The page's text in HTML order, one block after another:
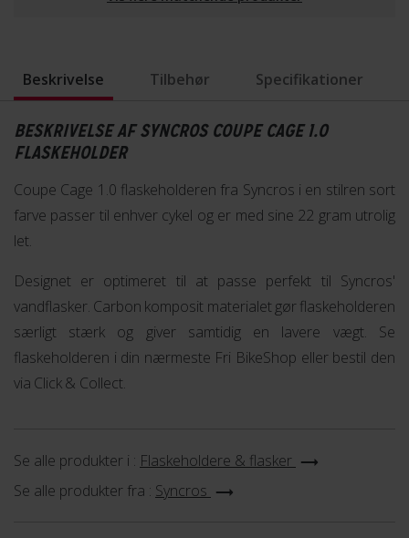
Beskrivelse Tilbehør Specifikationer
BESKRIVELSE AF SYNCROS COUPE CAGE 1.0
FLASKEHOLDER
Coupe Cage 1.0 flaskeholderen fra Syncros i en stilren sort
farve passer til enhver cykel og er med sine 22 gram utrolig
let.
Designet er optimeret til at passe perfekt til Syncros'
vandflasker. Carbon komposit materialet gør flaskeholderen
særligt stærk og giver samtidig en lavere vægt. Se
flaskeholderen i din nærmeste Fri BikeShop eller bestil den
via Click & Collect.
Se alle produkter i : Flaskeholdere & flasker
Se alle produkter fra : Syncros